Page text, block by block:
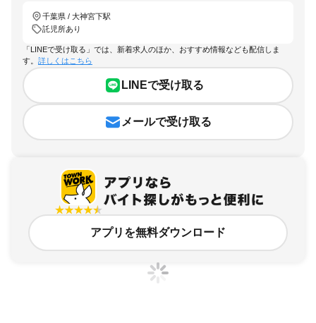
千葉県 / 大神宮下駅
託児所あり
「LINEで受け取る」では、新着求人のほか、おすすめ情報なども配信しま
す。 詳しくはこちら
LINEで受け取る
メールで受け取る
アプリを無料ダウンロード